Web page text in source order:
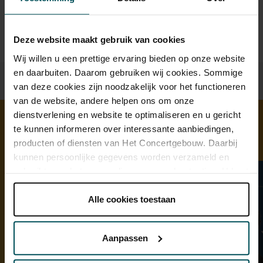
Deze website maakt gebruik van cookies
Wij willen u een prettige ervaring bieden op onze website
en daarbuiten. Daarom gebruiken wij cookies. Sommige
van deze cookies zijn noodzakelijk voor het functioneren
van de website, andere helpen ons om onze
dienstverlening en website te optimaliseren en u gericht
te kunnen informeren over interessante aanbiedingen,
producten of diensten van Het Concertgebouw. Daarbij
kunnen persoonlijke gegevens worden verzameld en
onder 'aanpassen' zelf welke cookies wij mogen
Lees onze cookieverklaring hier. Lees onze
Via decookieverklaringop onze website kunt u uw
Alle cookies toestaan
Aanpassen
Ontdek meer